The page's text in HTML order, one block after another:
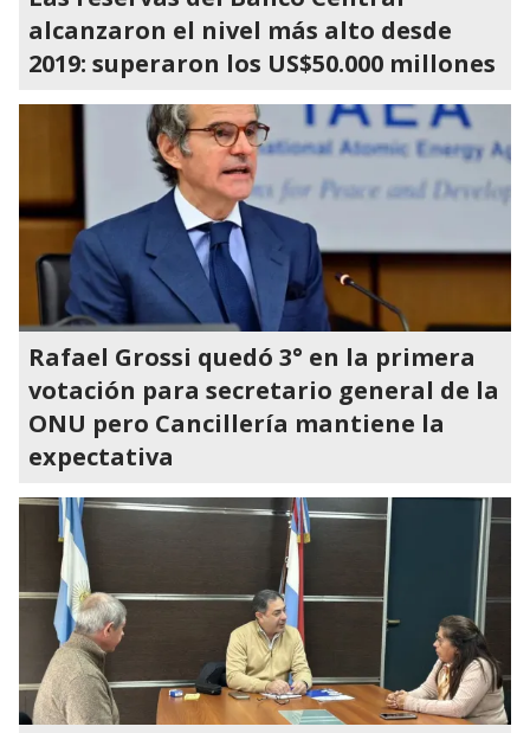
alcanzaron el nivel más alto desde
2019: superaron los US$50.000 millones
Rafael Grossi quedó 3° en la primera
votación para secretario general de la
ONU pero Cancillería mantiene la
expectativa